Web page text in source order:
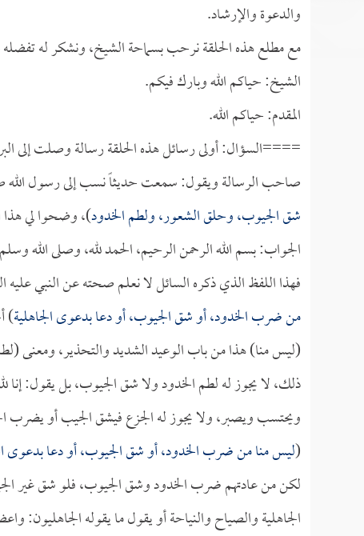
والدعوة والإرشاد.
مع مطلع هذه الحلقة نرحب بسماحة الشيخ، ونشكر له تفضله
الشيخ: حياكم الله وبارك فيكم.
المقدم: حياكم الله.
====السؤال: أولى رسائل هذه الحلقة رسالة وصلت إلى
صاحب الرسالة ويقول: سمعت حديثاً نسب إلى رسول الله
شق الجيوب، وحلق الشعور، ولطم الخدود)، وضحوا لي هذا
الجواب: بسم الله الرحمن الرحيم، الحمد لله، وصلى الله
فهذا اللفظ الذي ذكره السائل لا نعلم صحته عن النبي عليه
من ضرب الخدود، أو شق الجيوب، أو دعا بدعوى الجاهلية)
(ليس منا) هذا من باب الوعيد الشديد والتحذير، ومعنى
ذلك، لا يجوز له لطم الخدود ولا شق الجيوب، بل يقول: إنا
ويحتسب ويصبر، ولا يجوز له الجزع فيشق الجيب أو يضرب
(ليس منا من ضرب الخدود، أو شق الجيوب، أو دعا بدعوى
لكن من عادتهم ضرب الخدود وشق الجيوب، فلو شق غير
الجاهلية والصياح والنياحة أو يقول ما يقوله الجاهليون: